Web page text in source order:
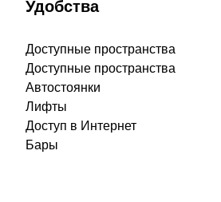
Удобства
Доступные пространства
Доступные пространства
Автостоянки
Лифты
Доступ в Интернет
Бары